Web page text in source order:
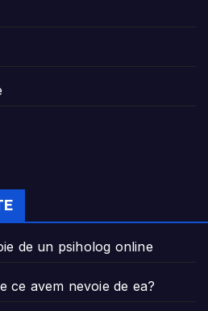
de un psiholog online
ce avem nevoie de ea?